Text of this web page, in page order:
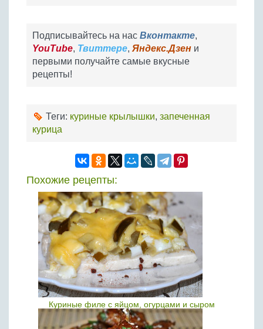
Подписывайтесь на нас Вконтакте,
YouTube, Твиттере, Яндекс.Дзен и
первыми получайте самые вкусные
рецепты!
Теги: куриные крылышки, запеченная
курица
Похожие рецепты:
Куриные филе с яйцом, огурцами и сыром